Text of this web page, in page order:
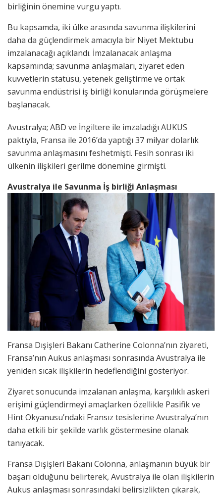
birliğinin önemine vurgu yaptı.
Bu kapsamda, iki ülke arasında savunma ilişkilerini
daha da güçlendirmek amacıyla bir Niyet Mektubu
imzalanacağı açıklandı. İmzalanacak anlaşma
kapsamında; savunma anlaşmaları, ziyaret eden
kuvvetlerin statüsü, yetenek geliştirme ve ortak
savunma endüstrisi iş birliği konularında görüşmelere
başlanacak.
Avustralya; ABD ve İngiltere ile imzaladığı AUKUS
paktıyla, Fransa ile 2016’da yaptığı 37 milyar dolarlık
savunma anlaşmasını feshetmişti. Fesih sonrası iki
ülkenin ilişkileri gerilme dönemine girmişti.
Avustralya ile Savunma İş birliği Anlaşması
Fransa Dışişleri Bakanı Catherine Colonna’nın ziyareti,
Fransa’nın Aukus anlaşması sonrasında Avustralya ile
yeniden sıcak ilişkilerin hedeflendiğini gösteriyor.
Ziyaret sonucunda imzalanan anlaşma, karşılıklı askeri
erişimi güçlendirmeyi amaçlarken özellikle Pasifik ve
Hint Okyanusu’ndaki Fransız tesislerine Avustralya’nın
daha etkili bir şekilde varlık göstermesine olanak
tanıyacak.
Fransa Dışişleri Bakanı Colonna, anlaşmanın büyük bir
başarı olduğunu belirterek, Avustralya ile olan ilişkilerin
Aukus anlaşması sonrasındaki belirsizlikten çıkarak,